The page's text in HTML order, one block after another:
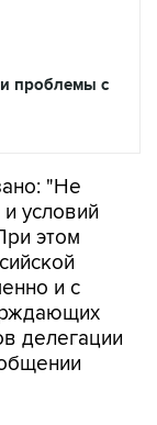
проблемы с
"Не
этом
и с
делегации
Хорватии